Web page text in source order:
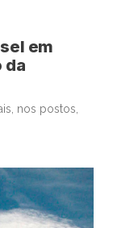
em
da
nos postos,